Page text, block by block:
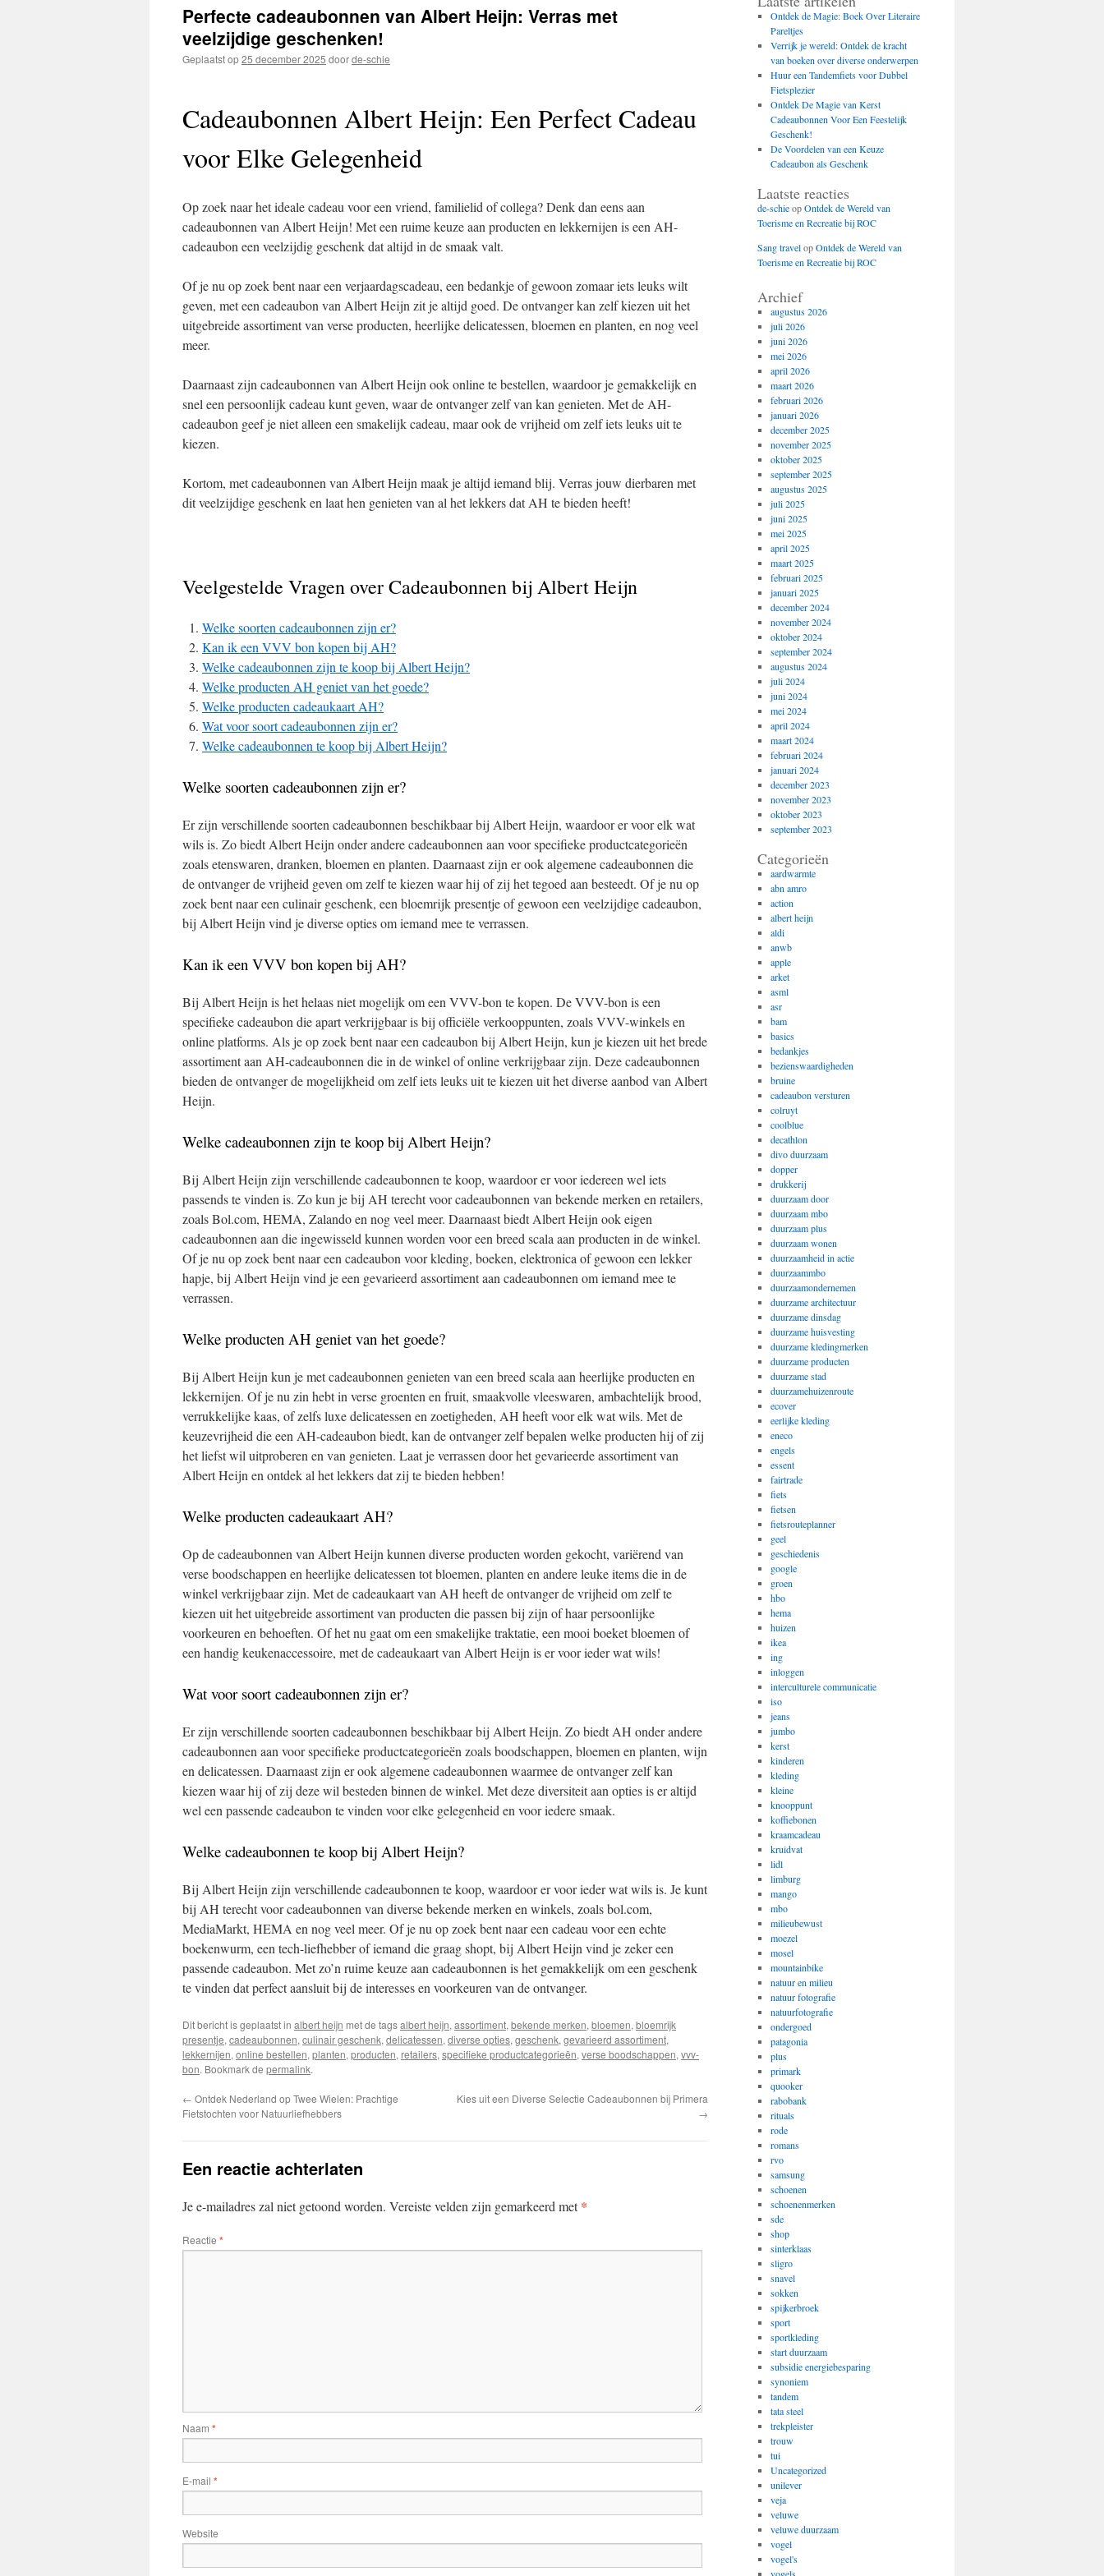
Perfecte cadeaubonnen van Albert Heijn: Verras met
veelzijdige geschenken!
Geplaatst op25 december 2025 doorde-schie
Cadeaubonnen Albert Heijn: Een Perfect Cadeau
voor Elke Gelegenheid
Op zoek naar het ideale cadeau voor een vriend, familielid of collega? Denk dan eens aan
cadeaubonnen van Albert Heijn! Met een ruime keuze aan producten en lekkernijen is een AH-
cadeaubon een veelzijdig geschenk dat altijd in de smaak valt.
Of je nu op zoek bent naar een verjaardagscadeau, een bedankje of gewoon zomaar iets leuks wilt
geven, met een cadeaubon van Albert Heijn zit je altijd goed. De ontvanger kan zelf kiezen uit het
uitgebreide assortiment van verse producten, heerlijke delicatessen, bloemen en planten, en nog veel
meer.
Daarnaast zijn cadeaubonnen van Albert Heijn ook online te bestellen, waardoor je gemakkelijk en
snel een persoonlijk cadeau kunt geven, waar de ontvanger zelf van kan genieten. Met de AH-
cadeaubon geef je niet alleen een smakelijk cadeau, maar ook de vrijheid om zelf iets leuks uit te
kiezen.
Kortom, met cadeaubonnen van Albert Heijn maak je altijd iemand blij. Verras jouw dierbaren met
dit veelzijdige geschenk en laat hen genieten van al het lekkers dat AH te bieden heeft!
Veelgestelde Vragen over Cadeaubonnen bij Albert Heijn
Welke soorten cadeaubonnen zijn er?
Kan ik een VVV bon kopen bij AH?
Welke cadeaubonnen zijn te koop bij Albert Heijn?
Welke producten AH geniet van het goede?
Welke producten cadeaukaart AH?
Wat voor soort cadeaubonnen zijn er?
Welke cadeaubonnen te koop bij Albert Heijn?
Welke soorten cadeaubonnen zijn er?
Er zijn verschillende soorten cadeaubonnen beschikbaar bij Albert Heijn, waardoor er voor elk wat
wils is. Zo biedt Albert Heijn onder andere cadeaubonnen aan voor specifieke productcategorieën
zoals etenswaren, dranken, bloemen en planten. Daarnaast zijn er ook algemene cadeaubonnen die
de ontvanger de vrijheid geven om zelf te kiezen waar hij of zij het tegoed aan besteedt. Of je nu op
zoek bent naar een culinair geschenk, een bloemrijk presentje of gewoon een veelzijdige cadeaubon,
bij Albert Heijn vind je diverse opties om iemand mee te verrassen.
Kan ik een VVV bon kopen bij AH?
Bij Albert Heijn is het helaas niet mogelijk om een VVV-bon te kopen. De VVV-bon is een
specifieke cadeaubon die apart verkrijgbaar is bij officiële verkooppunten, zoals VVV-winkels en
online platforms. Als je op zoek bent naar een cadeaubon bij Albert Heijn, kun je kiezen uit het brede
assortiment aan AH-cadeaubonnen die in de winkel of online verkrijgbaar zijn. Deze cadeaubonnen
bieden de ontvanger de mogelijkheid om zelf iets leuks uit te kiezen uit het diverse aanbod van Albert
Heijn.
Welke cadeaubonnen zijn te koop bij Albert Heijn?
Bij Albert Heijn zijn verschillende cadeaubonnen te koop, waardoor er voor iedereen wel iets
passends te vinden is. Zo kun je bij AH terecht voor cadeaubonnen van bekende merken en retailers,
zoals Bol.com, HEMA, Zalando en nog veel meer. Daarnaast biedt Albert Heijn ook eigen
cadeaubonnen aan die ingewisseld kunnen worden voor een breed scala aan producten in de winkel.
Of je nu op zoek bent naar een cadeaubon voor kleding, boeken, elektronica of gewoon een lekker
hapje, bij Albert Heijn vind je een gevarieerd assortiment aan cadeaubonnen om iemand mee te
verrassen.
Welke producten AH geniet van het goede?
Bij Albert Heijn kun je met cadeaubonnen genieten van een breed scala aan heerlijke producten en
lekkernijen. Of je nu zin hebt in verse groenten en fruit, smaakvolle vleeswaren, ambachtelijk brood,
verrukkelijke kaas, of zelfs luxe delicatessen en zoetigheden, AH heeft voor elk wat wils. Met de
keuzevrijheid die een AH-cadeaubon biedt, kan de ontvanger zelf bepalen welke producten hij of zij
het liefst wil uitproberen en van genieten. Laat je verrassen door het gevarieerde assortiment van
Albert Heijn en ontdek al het lekkers dat zij te bieden hebben!
Welke producten cadeaukaart AH?
Op de cadeaubonnen van Albert Heijn kunnen diverse producten worden gekocht, variërend van
verse boodschappen en heerlijke delicatessen tot bloemen, planten en andere leuke items die in de
winkel verkrijgbaar zijn. Met de cadeaukaart van AH heeft de ontvanger de vrijheid om zelf te
kiezen uit het uitgebreide assortiment van producten die passen bij zijn of haar persoonlijke
voorkeuren en behoeften. Of het nu gaat om een smakelijke traktatie, een mooi boeket bloemen of
een handig keukenaccessoire, met de cadeaukaart van Albert Heijn is er voor ieder wat wils!
Wat voor soort cadeaubonnen zijn er?
Er zijn verschillende soorten cadeaubonnen beschikbaar bij Albert Heijn. Zo biedt AH onder andere
cadeaubonnen aan voor specifieke productcategorieën zoals boodschappen, bloemen en planten, wijn
en delicatessen. Daarnaast zijn er ook algemene cadeaubonnen waarmee de ontvanger zelf kan
kiezen waar hij of zij deze wil besteden binnen de winkel. Met deze diversiteit aan opties is er altijd
wel een passende cadeaubon te vinden voor elke gelegenheid en voor iedere smaak.
Welke cadeaubonnen te koop bij Albert Heijn?
Bij Albert Heijn zijn verschillende cadeaubonnen te koop, waardoor er voor ieder wat wils is. Je kunt
bij AH terecht voor cadeaubonnen van diverse bekende merken en winkels, zoals bol.com,
MediaMarkt, HEMA en nog veel meer. Of je nu op zoek bent naar een cadeau voor een echte
boekenwurm, een tech-liefhebber of iemand die graag shopt, bij Albert Heijn vind je zeker een
passende cadeaubon. Met zo’n ruime keuze aan cadeaubonnen is het gemakkelijk om een geschenk
te vinden dat perfect aansluit bij de interesses en voorkeuren van de ontvanger.
Dit bericht is geplaatst in albert heijn met de tagsalbert heijn, assortiment, bekende merken, bloemen, bloemrijk
presentje, cadeaubonnen, culinair geschenk, delicatessen, diverse opties, geschenk, gevarieerd assortiment,
lekkernijen, online bestellen, planten, producten, retailers, specifieke productcategorieën, verse boodschappen, vvv-
bon. Bookmark de permalink.
← Ontdek Nederland op Twee Wielen: Prachtige
Fietstochten voor Natuurliefhebbers
Kies uit een Diverse Selectie Cadeaubonnen bij Primera
→
Een reactie achterlaten
Je e-mailadres zal niet getoond worden. Vereiste velden zijn gemarkeerd met*
Reactie *
Naam *
E-mail *
Website
Ontdek de Magie: Boek Over Literaire
Pareltjes
Verrijk je wereld: Ontdek de kracht
van boeken over diverse onderwerpen
Huur een Tandemfiets voor Dubbel
Fietsplezier
Ontdek De Magie van Kerst
Cadeaubonnen Voor Een Feestelijk
Geschenk!
De Voordelen van een Keuze
Cadeaubon als Geschenk
Laatste reacties
de-schieopOntdek de Wereld van
Toerisme en Recreatie bij ROC
Sang travelopOntdek de Wereld van
Toerisme en Recreatie bij ROC
Archief
augustus 2026
juli 2026
juni 2026
mei 2026
april 2026
maart 2026
februari 2026
januari 2026
december 2025
november 2025
oktober 2025
september 2025
augustus 2025
juli 2025
juni 2025
mei 2025
april 2025
maart 2025
februari 2025
januari 2025
december 2024
november 2024
oktober 2024
september 2024
augustus 2024
juli 2024
juni 2024
mei 2024
april 2024
maart 2024
februari 2024
januari 2024
december 2023
november 2023
oktober 2023
september 2023
Categorieën
aardwarmte
abn amro
action
albert heijn
aldi
anwb
apple
arket
asml
asr
bam
basics
bedankjes
bezienswaardigheden
bruine
cadeaubon versturen
colruyt
coolblue
decathlon
divo duurzaam
dopper
drukkerij
duurzaam door
duurzaam mbo
duurzaam plus
duurzaam wonen
duurzaamheid in actie
duurzaammbo
duurzaamondernemen
duurzame architectuur
duurzame dinsdag
duurzame huisvesting
duurzame kledingmerken
duurzame producten
duurzame stad
duurzamehuizenroute
ecover
eerlijke kleding
eneco
engels
essent
fairtrade
fiets
fietsen
fietsrouteplanner
geel
geschiedenis
google
groen
hbo
hema
huizen
ikea
ing
inloggen
interculturele communicatie
iso
jeans
jumbo
kerst
kinderen
kleding
kleine
knooppunt
koffiebonen
kraamcadeau
kruidvat
lidl
limburg
mango
mbo
milieubewust
moezel
mosel
mountainbike
natuur en milieu
natuur fotografie
natuurfotografie
ondergoed
patagonia
plus
primark
quooker
rabobank
rituals
rode
romans
rvo
samsung
schoenen
schoenenmerken
sde
shop
sinterklaas
sligro
snavel
sokken
spijkerbroek
sport
sportkleding
start duurzaam
subsidie energiebesparing
synoniem
tandem
tata steel
trekpleister
trouw
tui
Uncategorized
unilever
veja
veluwe
veluwe duurzaam
vogel
vogel's